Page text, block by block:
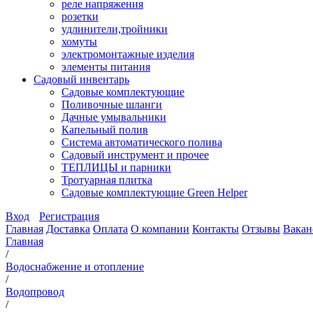
реле напряжения
розетки
удлинители,тройники
хомуты
электромонтажные изделия
элементы питания
Садовый инвентарь
Садовые комплектующие
Поливочные шланги
Дачные умывальники
Капельный полив
Система автоматического полива
Садовый инструмент и прочее
ТЕПЛИЦЫ и парники
Тротуарная плитка
Садовые комплектующие Green Helper
Вход
Регистрация
Главная Доставка Оплата О компании Контакты Отзывы
Главная
/
Водоснабжение и отопление
/
Водопровод
/